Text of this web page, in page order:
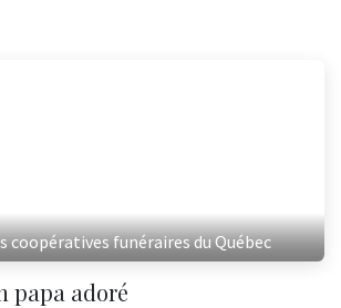
coopératives funéraires du Québec
papa adoré